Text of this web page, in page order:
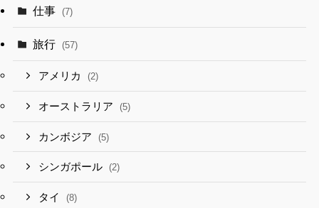
仕事 (7)
旅行 (57)
アメリカ (2)
オーストラリア (5)
カンボジア (5)
シンガポール (2)
タイ (8)